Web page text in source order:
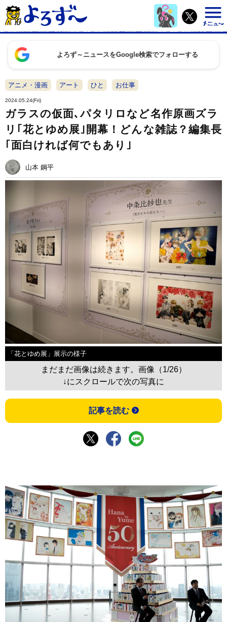
よろず～ニュースをGoogle検索でフォローする
アニメ・漫画 アート ひと お仕事
2024.05.24(Fri)
ガラスの仮面､パタリロなど名作原画ズラ
リ｢花とゆめ展｣開幕！どんな雑誌？編集長
｢面白ければ何でもあり｣
山本 鋼平
「花とゆめ展」展示の様子
まだまだ画像は続きます。画像（1/26）
↓にスクロールで次の写真に
記事を読む